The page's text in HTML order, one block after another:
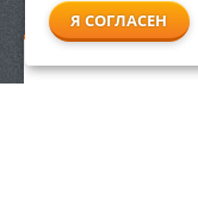
Я СОГЛАСЕН